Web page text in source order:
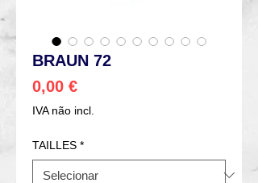
BRAUN 72
0,00 €Preço
IVA não incl.
TAILLES *